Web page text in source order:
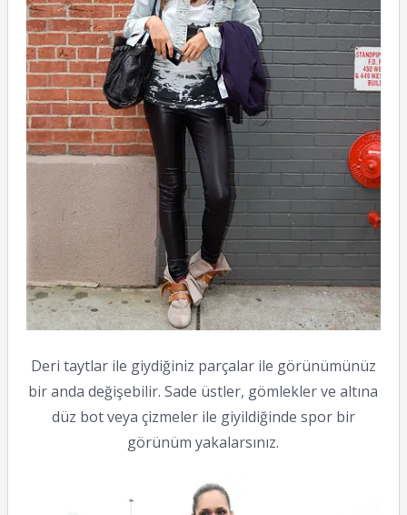
Deri taytlar ile giydiğiniz parçalar ile görünümünüz
bir anda değişebilir. Sade üstler, gömlekler ve altına
düz bot veya çizmeler ile giyildiğinde spor bir
görünüm yakalarsınız.